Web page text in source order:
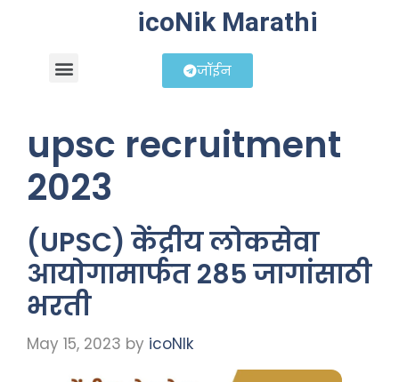
icoNik Marathi
जॉईन
upsc recruitment
2023
(UPSC) केंद्रीय लोकसेवा
आयोगामार्फत 285 जागांसाठी
भरती
May 15, 2023 by icoNIk